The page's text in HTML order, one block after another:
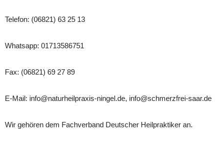
Telefon: (06821) 63 25 13
Whatsapp: 01713586751
Fax: (06821) 69 27 89
E-Mail: info@naturheilpraxis-ningel.de, info@schmerzfrei-saar.de
Wir gehören dem Fachverband Deutscher Heilpraktiker an.